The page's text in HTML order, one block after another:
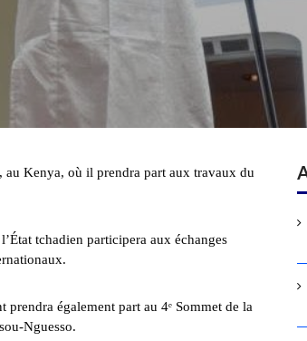
Kenya, où il prendra part aux travaux du
tchadien participera aux échanges
également part au 4ᵉ Sommet de la
Nguesso.